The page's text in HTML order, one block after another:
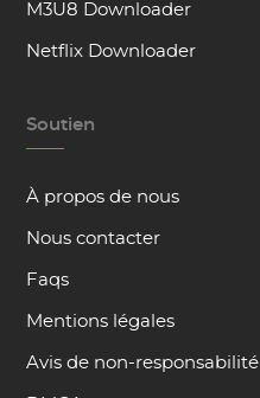
M3U8 Downloader
Netflix Downloader
Soutien
À propos de nous
Nous contacter
Faqs
Mentions légales
Avis de non-responsabilité